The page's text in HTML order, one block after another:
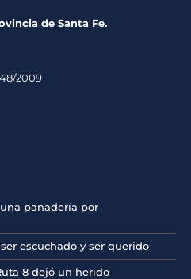
de Santa Fe.
2009
panadería por
escuchado y ser querido
8 dejó un herido